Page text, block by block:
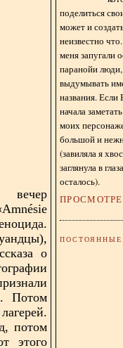
о
Потом
потом
этого
поделиться
может и
неизвестно
меня запугали
паранойи
выдумывать
названия.
начала
моих
большой и
(завиляла я
заглянула в
осталось).